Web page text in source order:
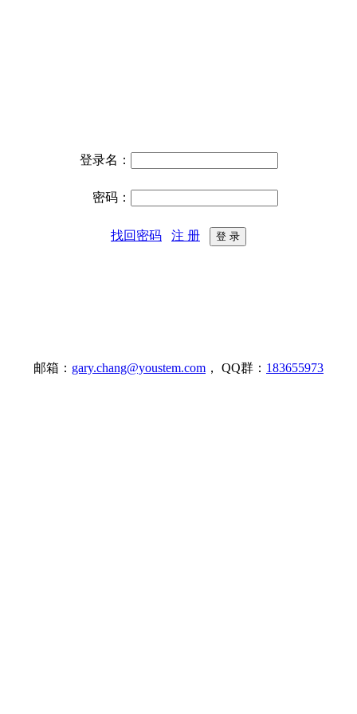
登录名：
密码：
找回密码 注 册
邮箱： gary.chang@youstem.com ， QQ群： 183655973